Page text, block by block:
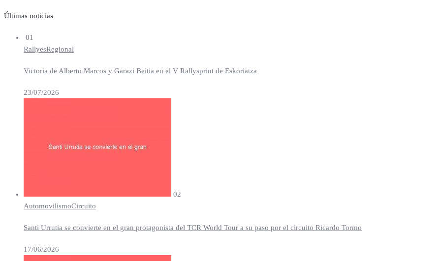
Últimas noticias
01
RallyesRegional
Victoria de Alberto Marcos y Garazi Beitia en el V Rallysprint de Eskoriatza
23/07/2026
02
AutomovilismoCircuito
Santi Urrutia se convierte en el gran protagonista del TCR World Tour a su paso por el circuito Ricardo Tormo
17/06/2026